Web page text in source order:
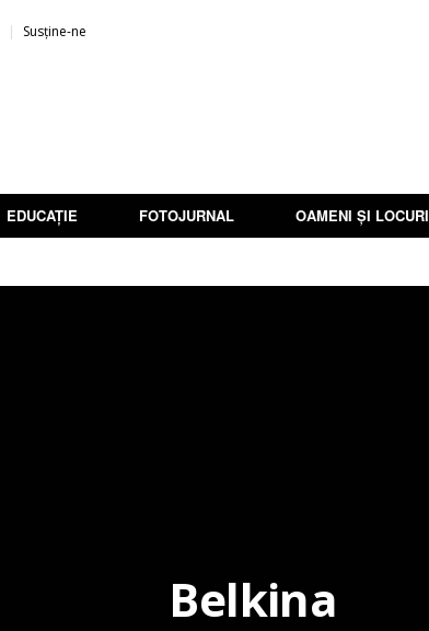
Susține-ne
EDUCAȚIE FOTOJURNAL OAMENI ȘI LOCURI
Belkina